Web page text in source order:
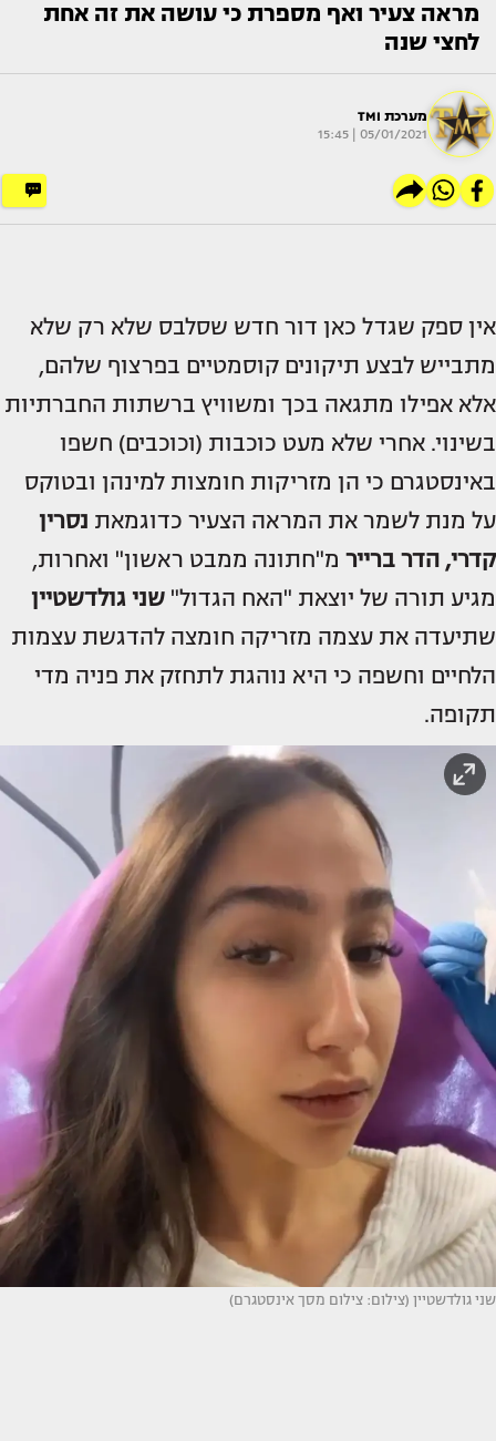
מראה צעיר ואף מספרת כי עושה את זה אחת
לחצי שנה
מערכת TMI
05/01/2021 | 15:45
אין ספק שגדל כאן דור חדש שסלבס שלא רק שלא
מתבייש לבצע תיקונים קוסמטיים בפרצוף שלהם,
אלא אפילו מתגאה בכך ומשוויץ ברשתות החברתיות
בשינוי. אחרי שלא מעט כוכבות (וכוכבים) חשפו
באינסטגרם כי הן מזריקות חומצות למינהן ובטוקס
על מנת לשמר את המראה הצעיר כדוגמאת נסרין
קדרי, הדר ברייר מ"חתונה ממבט ראשון" ואחרות,
מגיע תורה של יוצאת "האח הגדול" שני גולדשטיין
שתיעדה את עצמה מזריקה חומצה להדגשת עצמות
הלחיים וחשפה כי היא נוהגת לתחזק את פניה מדי
תקופה.
שני גולדשטיין (צילום: צילום מסך אינסטגרם)